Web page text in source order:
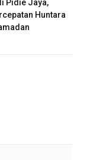
Pidie Jaya,
Huntara